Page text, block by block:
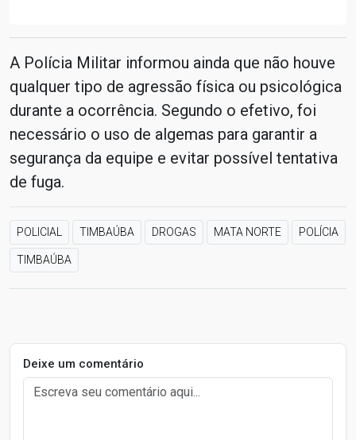
A Polícia Militar informou ainda que não houve
qualquer tipo de agressão física ou psicológica
durante a ocorrência. Segundo o efetivo, foi
necessário o uso de algemas para garantir a
segurança da equipe e evitar possível tentativa
de fuga.
POLICIAL TIMBAÚBA DROGAS MATA NORTE POLÍCIA
TIMBAÚBA
Deixe um comentário